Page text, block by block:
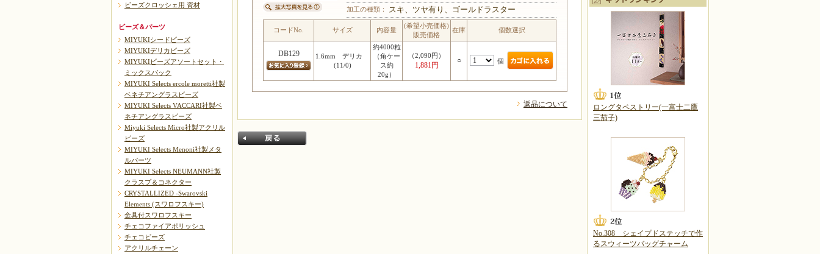
加工の種類： スキ、ツヤ有り、ゴールドラスター
コードNo. サイズ 内容量
(希望小売価格)
販売価格
在庫 個数選択
DB129
1.6mm デリカ
(11/0)
約4000粒
（角ケー
ス約
20g）
（2,090円）
1,881円
○ 個
返品について
ビーズクロッシェ用 資材
ビーズ＆パーツ
MIYUKIシードビーズ
MIYUKIデリカビーズ
MIYUKIビーズアソートセット・
ミックスパック
MIYUKI Selects ercole moretti社製
ベネチアングラスビーズ
MIYUKI Selects VACCARI社製ベ
ネチアングラスビーズ
Miyuki Selects Micro社製アクリル
ビーズ
MIYUKI Selects Menoni社製メタ
ルパーツ
MIYUKI Selects NEUMANN社製
クラスプ＆コネクター
CRYSTALLIZED -Swarovski
Elements (スワロフスキー)
金具付スワロフスキー
チェコファイアポリッシュ
チェコビーズ
アクリルチェーン
ロングタペストリー(一富士二鷹
三茄子)
No.308 シェイプドステッチで作
るスウィーツバッグチャーム